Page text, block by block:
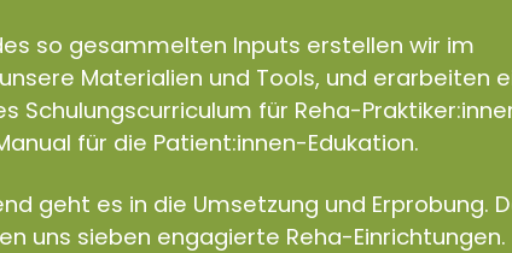
so gesammelten Inputs erstellen wir im
Materialien und Tools, und erarbeiten
Schulungscurriculum für Reha-
für die Patient:innen-Edukation.
geht es in die Umsetzung und Erprobung.
uns sieben engagierte Reha-Einrichtungen.